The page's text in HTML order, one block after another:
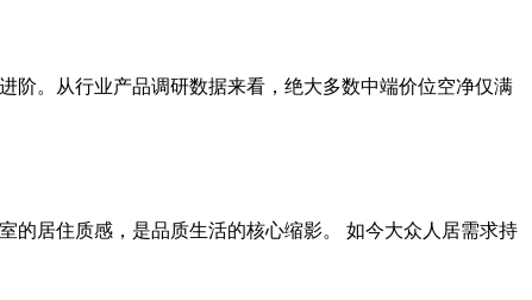
阶。从行业产品调研数据来看，绝大多数中端价位空净仅满
的居住质感，是品质生活的核心缩影。 如今大众人居需求持